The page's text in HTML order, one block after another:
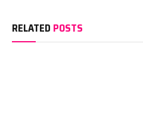
RELATED POSTS